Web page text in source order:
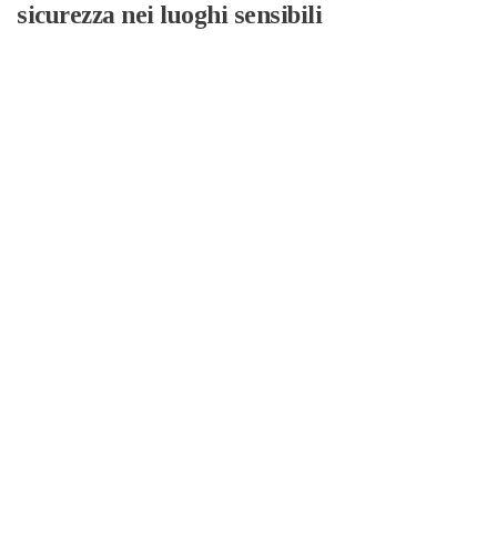
sicurezza nei luoghi sensibili